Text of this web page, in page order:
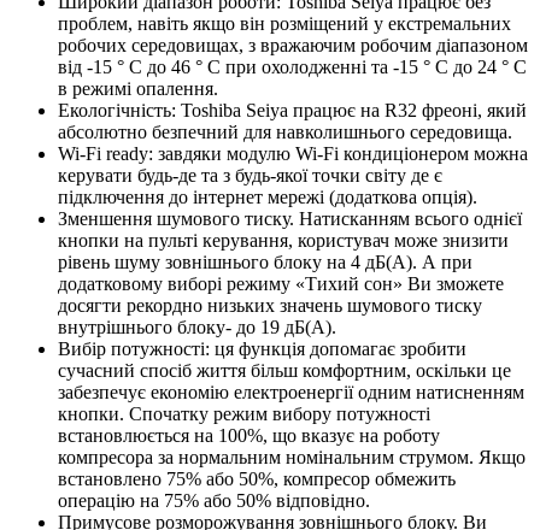
проблем, навіть якщо він розміщений у екстремальних
робочих середовищах, з вражаючим робочим діапазоном
від -15 ° C до 46 ° C при охолодженні та -15 ° C до 24 ° C
в режимі опалення.
Екологічність: Toshiba Seiya працює на R32 фреоні, який
абсолютно безпечний для навколишнього середовища.
Wi-Fi ready: завдяки модулю Wi-Fi кондиціонером можна
керувати будь-де та з будь-якої точки світу де є
підключення до інтернет мережі (додаткова опція).
Зменшення шумового тиску. Натисканням всього однієї
кнопки на пульті керування, користувач може знизити
рівень шуму зовнішнього блоку на 4 дБ(А). А при
додатковому виборі режиму «Тихий сон» Ви зможете
досягти рекордно низьких значень шумового тиску
внутрішнього блоку- до 19 дБ(А).
Вибір потужності: ця функція допомагає зробити
сучасний спосіб життя більш комфортним, оскільки це
забезпечує економію електроенергії одним натисненням
кнопки. Спочатку режим вибору потужності
встановлюється на 100%, що вказує на роботу
компресора за нормальним номінальним струмом. Якщо
встановлено 75% або 50%, компресор обмежить
операцію на 75% або 50% відповідно.
Примусове розморожування зовнішнього блоку. Ви